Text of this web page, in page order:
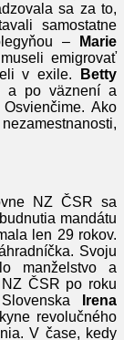
sa za to,
samostatne
–
Marie
emigrovať
v exile.
Betty
a po väznení a
Ako
NZ ČSR sa
mandátu
len 29 rokov.
Svoju
manželstvo a
ČSR po roku
Irena
revolučného
V čase, kedy